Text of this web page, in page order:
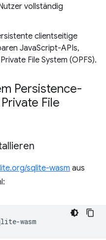
vollständig
clientseitige
JavaScript-APIs,
File System (OPFS).
Persistence-
File
sqlite-wasm aus